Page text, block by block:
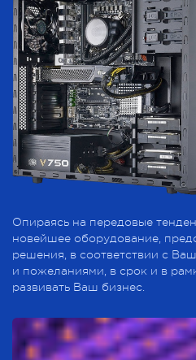
Опираясь на передовые
новейшее оборудование,
решения, в соответствии с
и пожеланиями, в срок и в
развивать Ваш бизнес.